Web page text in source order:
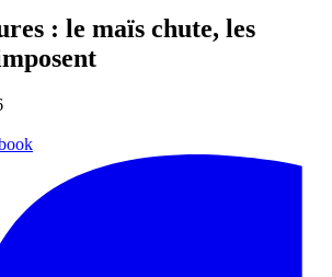
: le maïs chute, les